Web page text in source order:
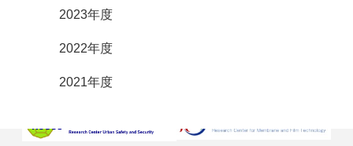
2023年度
2022年度
2021年度